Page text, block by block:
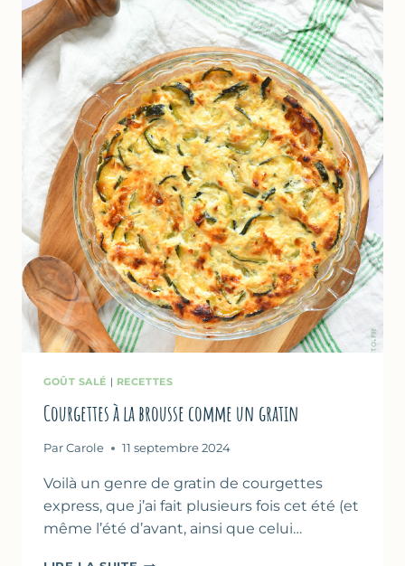
DE
CUISSON
GOÛT SALÉ | RECETTES
Courgettes à la brousse comme un gratin
Par Carole 11 septembre 2024
Voilà un genre de gratin de courgettes
express, que j’ai fait plusieurs fois cet été (et
même l’été d’avant, ainsi que celui…
COURGETTES